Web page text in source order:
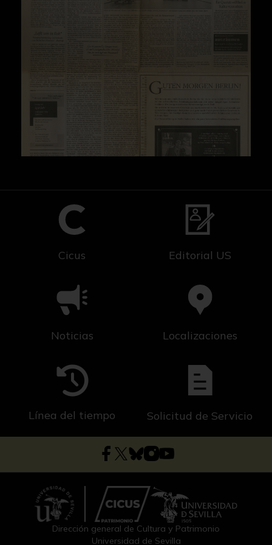
Cicus Editorial US
Noticias Localizaciones
Línea del tiempo Solicitud de Servicio
Dirección general de Cultura y Patrimonio
Universidad de Sevilla